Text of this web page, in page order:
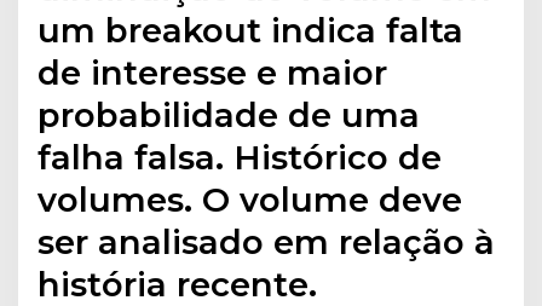
um breakout indica falta
de interesse e maior
probabilidade de uma
falha falsa. Histórico de
volumes. O volume deve
ser analisado em relação à
história recente.